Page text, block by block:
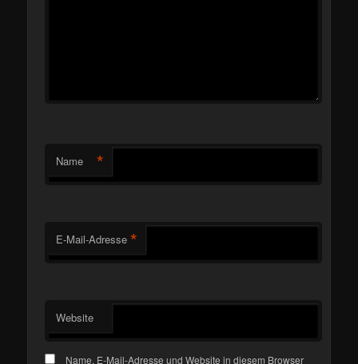
Name *
E-Mail-Adresse *
Website
Name, E-Mail-Adresse und Website in diesem Browser